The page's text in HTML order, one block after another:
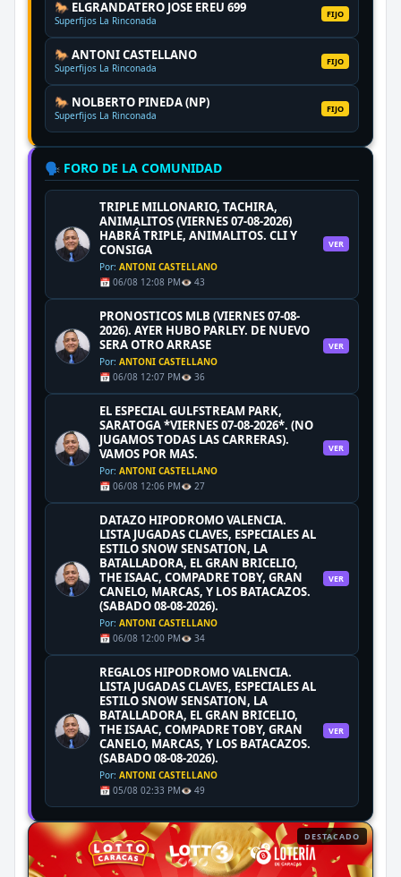
🐎 ELGRANDATERO JOSE EREU 699
Superfijos La Rinconada
FIJO
🐎 ANTONI CASTELLANO
Superfijos La Rinconada
FIJO
🐎 NOLBERTO PINEDA (NP)
Superfijos La Rinconada
FIJO
🗣️ FORO DE LA COMUNIDAD
TRIPLE MILLONARIO, TACHIRA,
ANIMALITOS (VIERNES 07-08-2026)
HABRÁ TRIPLE, ANIMALITOS. CLI Y
CONSIGA
Por: ANTONI CASTELLANO
📅 06/08 12:08 PM👁️ 43
VER
PRONOSTICOS MLB (VIERNES 07-08-
2026). AYER HUBO PARLEY. DE NUEVO
SERA OTRO ARRASE
Por: ANTONI CASTELLANO
📅 06/08 12:07 PM👁️ 36
VER
EL ESPECIAL GULFSTREAM PARK,
SARATOGA *VIERNES 07-08-2026*. (NO
JUGAMOS TODAS LAS CARRERAS).
VAMOS POR MAS.
Por: ANTONI CASTELLANO
📅 06/08 12:06 PM👁️ 27
VER
DATAZO HIPODROMO VALENCIA.
LISTA JUGADAS CLAVES, ESPECIALES AL
ESTILO SNOW SENSATION, LA
BATALLADORA, EL GRAN BRICELIO,
THE ISAAC, COMPADRE TOBY, GRAN
CANELO, MARCAS, Y LOS BATACAZOS.
(SABADO 08-08-2026).
Por: ANTONI CASTELLANO
📅 06/08 12:00 PM👁️ 34
VER
REGALOS HIPODROMO VALENCIA.
LISTA JUGADAS CLAVES, ESPECIALES AL
ESTILO SNOW SENSATION, LA
BATALLADORA, EL GRAN BRICELIO,
THE ISAAC, COMPADRE TOBY, GRAN
CANELO, MARCAS, Y LOS BATACAZOS.
(SABADO 08-08-2026).
Por: ANTONI CASTELLANO
📅 05/08 02:33 PM👁️ 49
VER
DESTACADO